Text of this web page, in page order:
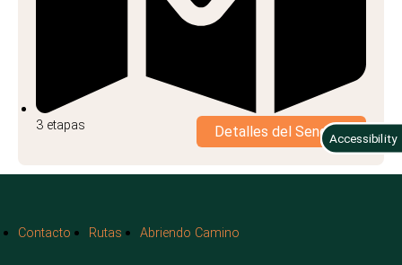
Accessibility
3 etapas Detalles del Sendero
Contacto Rutas Abriendo Camino